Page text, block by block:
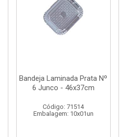
Bandeja Laminada Prata Nº
6 Junco - 46x37cm
Código: 71514
Embalagem: 10x01un